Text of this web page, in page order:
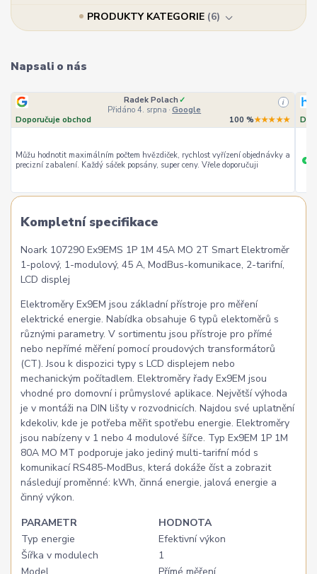
PRODUKTY KATEGORIE 6
Napsali o nás
Radek Polach ✓
Přidáno 4. srpna · Google
i
Doporučuje obchod 100 %★★★★★
Můžu hodnotit maximálním počtem hvězdiček, rychlost vyřízení objednávky a
precizní zabalení. Každý sáček popsány, super ceny. Vřele doporučuji
+
Kompletní specifikace
Noark 107290 Ex9EMS 1P 1M 45A MO 2T Smart Elektroměr
1-polový, 1-modulový, 45 A, ModBus-komunikace, 2-tarifní,
LCD displej
Elektroměry Ex9EM jsou základní přístroje pro měření
elektrické energie. Nabídka obsahuje 6 typů elektoměrů s
různými parametry. V sortimentu jsou přístroje pro přímé
nebo nepřímé měření pomocí proudových transformátorů
(CT). Jsou k dispozici typy s LCD displejem nebo
mechanickým počítadlem. Elektroměry řady Ex9EM jsou
vhodné pro domovní i průmyslové aplikace. Největší výhoda
je v montáži na DIN lišty v rozvodnicích. Najdou své uplatnění
kdekoliv, kde je potřeba měřit spotřebu energie. Elektroměry
jsou nabízeny v 1 nebo 4 modulové šířce. Typ Ex9EM 1P 1M
80A MO MT podporuje jako jediný multi-tarifní mód s
komunikací RS485-ModBus, která dokáže číst a zobrazit
následují proměnné: kWh, činná energie, jalová energie a
činný výkon.
PARAMETR
HODNOTA
Typ energie
Efektivní výkon
Šířka v modulech
1